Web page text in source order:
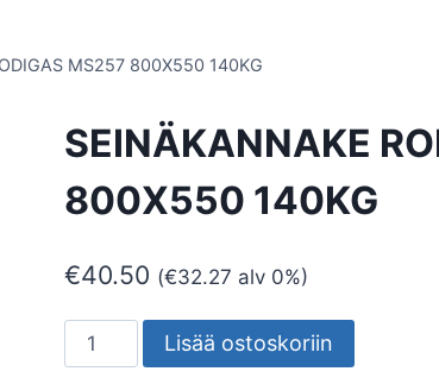
MS257 800X550 140KG
SEINÄKANNAKE
800X550 140KG
€40.50 (€32.27 alv 0%)
SEINÄKANNAKE
RODIGAS
Lisää ostoskoriin